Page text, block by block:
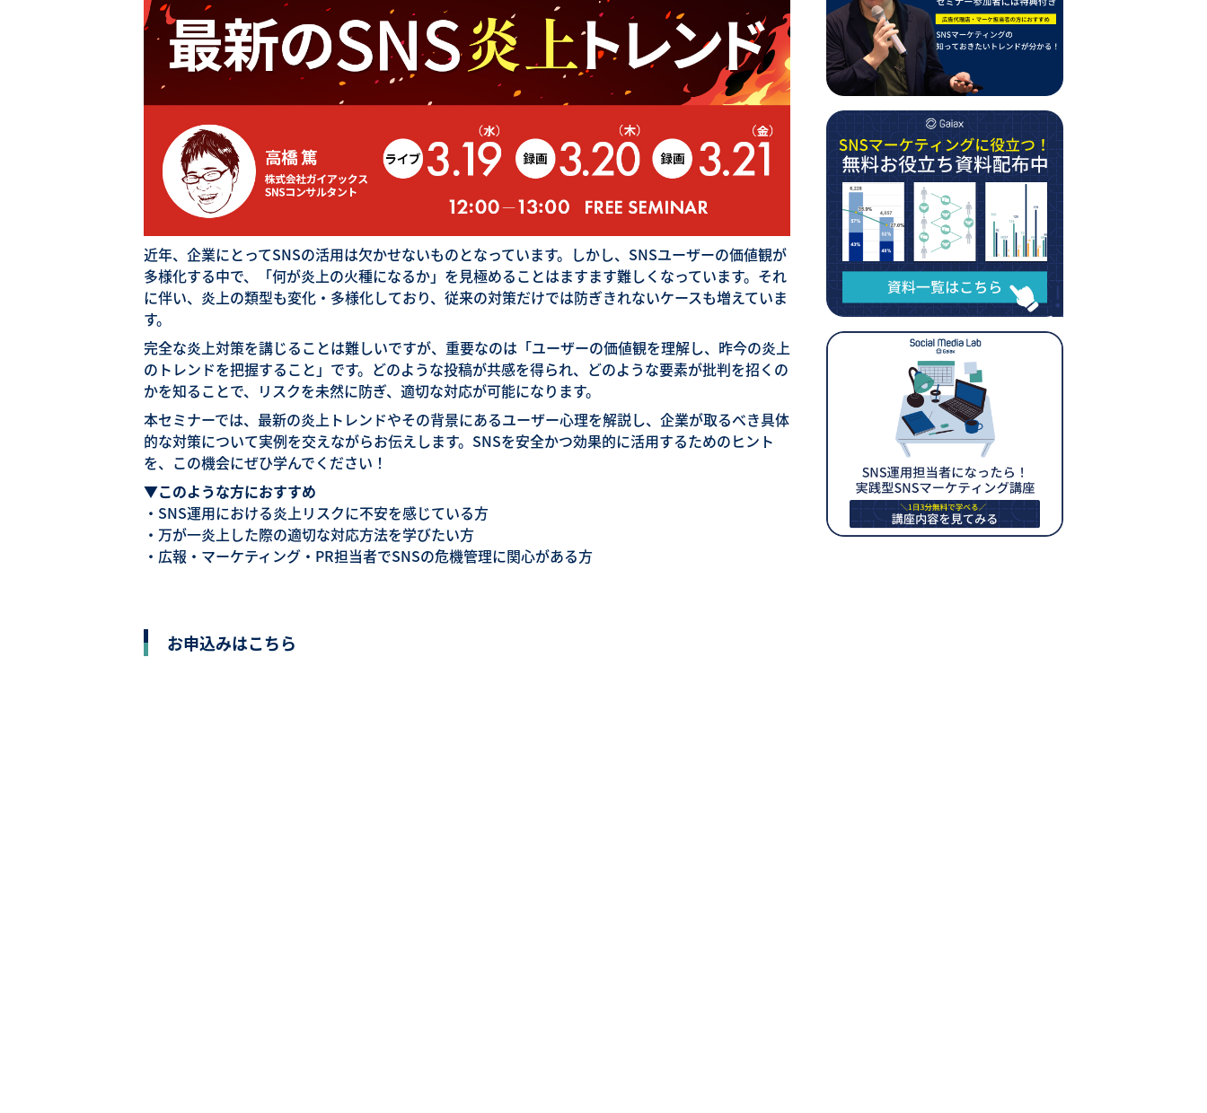
近年、企業にとってSNSの活用は欠かせないものとなっています。しかし、SNSユーザーの価値観が
多様化する中で、「何が炎上の火種になるか」を見極めることはますます難しくなっています。それ
に伴い、炎上の類型も変化・多様化しており、従来の対策だけでは防ぎきれないケースも増えていま
す。
完全な炎上対策を講じることは難しいですが、重要なのは「ユーザーの価値観を理解し、昨今の炎上
のトレンドを把握すること」です。どのような投稿が共感を得られ、どのような要素が批判を招くの
かを知ることで、リスクを未然に防ぎ、適切な対応が可能になります。
本セミナーでは、最新の炎上トレンドやその背景にあるユーザー心理を解説し、企業が取るべき具体
的な対策について実例を交えながらお伝えします。SNSを安全かつ効果的に活用するためのヒント
を、この機会にぜひ学んでください！
▼このような方におすすめ
・SNS運用における炎上リスクに不安を感じている方
・万が一炎上した際の適切な対応方法を学びたい方
・広報・マーケティング・PR担当者でSNSの危機管理に関心がある方
お申込みはこちら